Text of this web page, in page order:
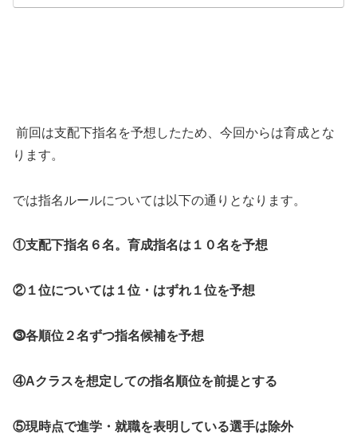
前回は支配下指名を予想したため、今回からは育成とな
ります。
では指名ルールについては以下の通りとなります。
①支配下指名６名。育成指名は１０名を予想
②１位については１位・はずれ１位を予想
⓷各順位２名ずつ指名候補を予想
④Aクラスを想定しての指名順位を前提とする
⑤現時点で進学・就職を表明している選手は除外